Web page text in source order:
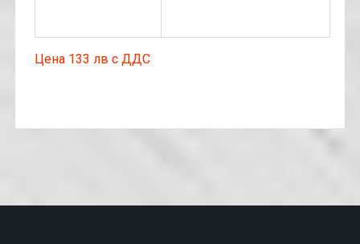
Цена 133 лв с ДДС